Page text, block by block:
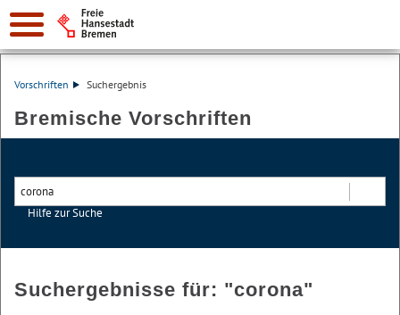
Vorschriften Suchergebnis
Bremische Vorschriften
Hilfe zur Suche
Suchergebnisse für: "corona"